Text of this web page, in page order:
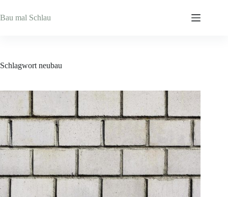
Inhalt
springen
Bau mal Schlau
Schlagwort neubau